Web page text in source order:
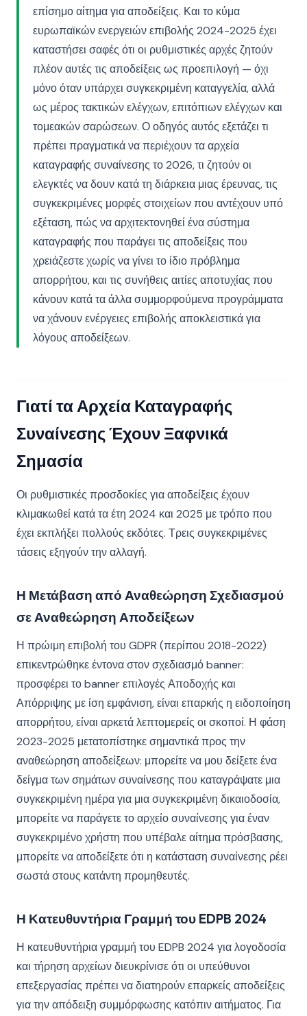
επίσημο αίτημα για αποδείξεις. Και το κύμα
ευρωπαϊκών ενεργειών επιβολής 2024-2025 έχει
καταστήσει σαφές ότι οι ρυθμιστικές αρχές ζητούν
πλέον αυτές τις αποδείξεις ως προεπιλογή — όχι
μόνο όταν υπάρχει συγκεκριμένη καταγγελία, αλλά
ως μέρος τακτικών ελέγχων, επιτόπιων ελέγχων και
τομεακών σαρώσεων. Ο οδηγός αυτός εξετάζει τι
πρέπει πραγματικά να περιέχουν τα αρχεία
καταγραφής συναίνεσης το 2026, τι ζητούν οι
ελεγκτές να δουν κατά τη διάρκεια μιας έρευνας, τις
συγκεκριμένες μορφές στοιχείων που αντέχουν υπό
εξέταση, πώς να αρχιτεκτονηθεί ένα σύστημα
καταγραφής που παράγει τις αποδείξεις που
χρειάζεστε χωρίς να γίνει το ίδιο πρόβλημα
απορρήτου, και τις συνήθεις αιτίες αποτυχίας που
κάνουν κατά τα άλλα συμμορφούμενα προγράμματα
να χάνουν ενέργειες επιβολής αποκλειστικά για
λόγους αποδείξεων.
Γιατί τα Αρχεία Καταγραφής
Συναίνεσης Έχουν Ξαφνικά
Σημασία
Οι ρυθμιστικές προσδοκίες για αποδείξεις έχουν
κλιμακωθεί κατά τα έτη 2024 και 2025 με τρόπο που
έχει εκπλήξει πολλούς εκδότες. Τρεις συγκεκριμένες
τάσεις εξηγούν την αλλαγή.
Η Μετάβαση από Αναθεώρηση Σχεδιασμού
σε Αναθεώρηση Αποδείξεων
Η πρώιμη επιβολή του GDPR (περίπου 2018-2022)
επικεντρώθηκε έντονα στον σχεδιασμό banner:
προσφέρει το banner επιλογές Αποδοχής και
Απόρριψης με ίση εμφάνιση, είναι επαρκής η ειδοποίηση
απορρήτου, είναι αρκετά λεπτομερείς οι σκοποί. Η φάση
2023-2025 μετατοπίστηκε σημαντικά προς την
αναθεώρηση αποδείξεων: μπορείτε να μου δείξετε ένα
δείγμα των σημάτων συναίνεσης που καταγράψατε μια
συγκεκριμένη ημέρα για μια συγκεκριμένη δικαιοδοσία,
μπορείτε να παράγετε το αρχείο συναίνεσης για έναν
συγκεκριμένο χρήστη που υπέβαλε αίτημα πρόσβασης,
μπορείτε να αποδείξετε ότι η κατάσταση συναίνεσης ρέει
σωστά στους κατάντη προμηθευτές.
Η Κατευθυντήρια Γραμμή του EDPB 2024
Η κατευθυντήρια γραμμή του EDPB 2024 για λογοδοσία
και τήρηση αρχείων διευκρίνισε ότι οι υπεύθυνοι
επεξεργασίας πρέπει να διατηρούν επαρκείς αποδείξεις
για την απόδειξη συμμόρφωσης κατόπιν αιτήματος. Για